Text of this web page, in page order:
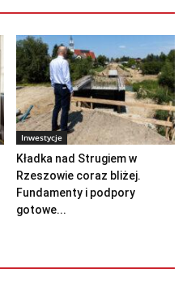
Inwestycje
Kładka nad Strugiem w
Rzeszowie coraz bliżej.
Fundamenty i podpory
gotowe...